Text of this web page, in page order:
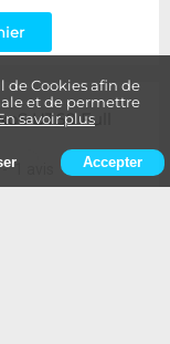
Cookies afin de
et de permettre
savoir plus
Accepter
UT60 Full
-